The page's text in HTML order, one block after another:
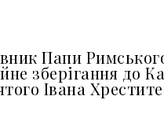
Папи
зберігання до
Івана